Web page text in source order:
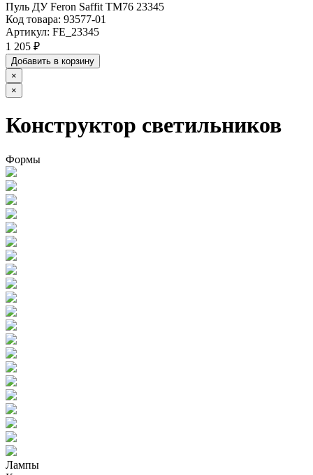
Пуль ДУ Feron Saffit TM76 23345
Код товара: 93577-01
Артикул: FE_23345
1 205 ₽
Добавить в корзину
×
×
Конструктор светильников
Формы
Лампы